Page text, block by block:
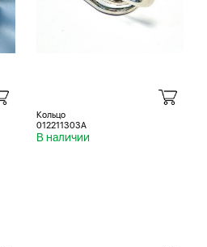
Кольцо
012211303A
В наличии